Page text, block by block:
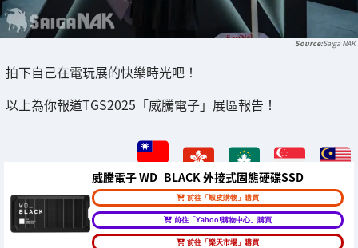
Saiga NAK
拍下自己在電玩展的快樂時光吧！
以上為你報道TGS2025「威騰電子」展區報告！
威騰電子 WD_BLACK 外接式固態硬碟SSD
前往「蝦皮購物」購買
前往「Yahoo!購物中心」購買
前往「樂天市場」購買